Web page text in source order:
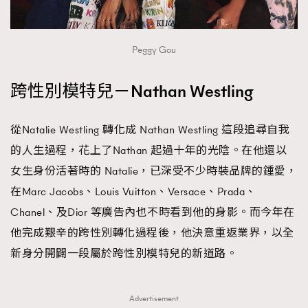
Peggy Gou
跨性別模特兒－Nathan Westling
從Natalie Westling 轉化成 Nathan Westling 這段追尋自我
的人生過程，花上了Nathan 起過十年的光陰。在他還以
女生身份活著時的 Natalie，已深受不少時裝品牌的鍾愛，
在Marc Jacobs、Louis Vuitton、Versace、Prada、
Chanel、及Dior 等廣告內也不時看到他的身影。而今年在
他完成艱辛的跨性別轉化過程後，他決意重返業界，以全
新身分開闢一段屬於跨性別模特兒的新道路。
Advertisement